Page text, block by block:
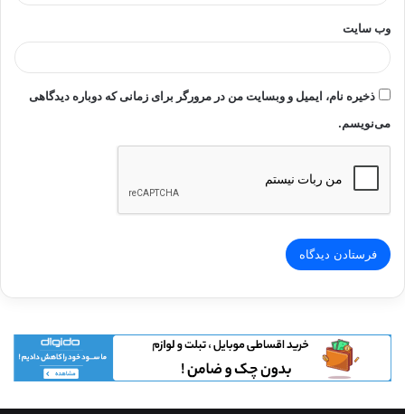
وب‌ سایت
ذخیره نام، ایمیل و وبسایت من در مرورگر برای زمانی که دوباره دیدگاهی
می‌نویسم.